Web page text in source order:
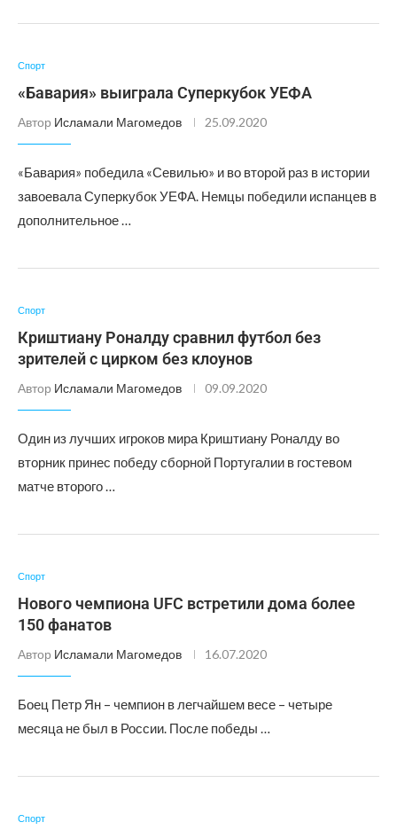
Спорт
«Бавария» выиграла Суперкубок УЕФА
Автор Исламали Магомедов 25.09.2020
«Бавария» победила «Севилью» и во второй раз в истории
завоевала Суперкубок УЕФА. Немцы победили испанцев в
дополнительное …
Спорт
Криштиану Роналду сравнил футбол без
зрителей с цирком без клоунов
Автор Исламали Магомедов 09.09.2020
Один из лучших игроков мира Криштиану Роналду во
вторник принес победу сборной Португалии в гостевом
матче второго …
Спорт
Нового чемпиона UFC встретили дома более
150 фанатов
Автор Исламали Магомедов 16.07.2020
Боец Петр Ян – чемпион в легчайшем весе – четыре
месяца не был в России. После победы …
Спорт